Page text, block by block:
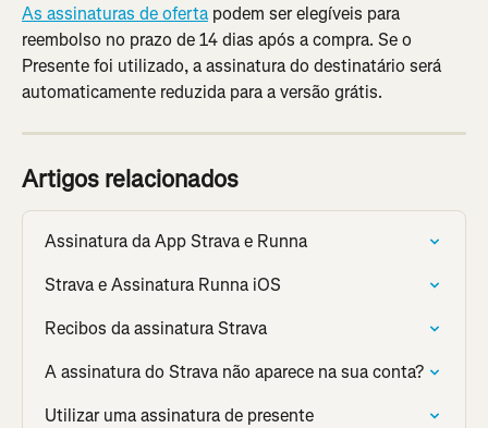
As assinaturas de oferta podem ser elegíveis para
reembolso no prazo de 14 dias após a compra. Se o
Presente foi utilizado, a assinatura do destinatário será
automaticamente reduzida para a versão grátis.
Artigos relacionados
Assinatura da App Strava e Runna
Strava e Assinatura Runna iOS
Recibos da assinatura Strava
A assinatura do Strava não aparece na sua conta?
Utilizar uma assinatura de presente